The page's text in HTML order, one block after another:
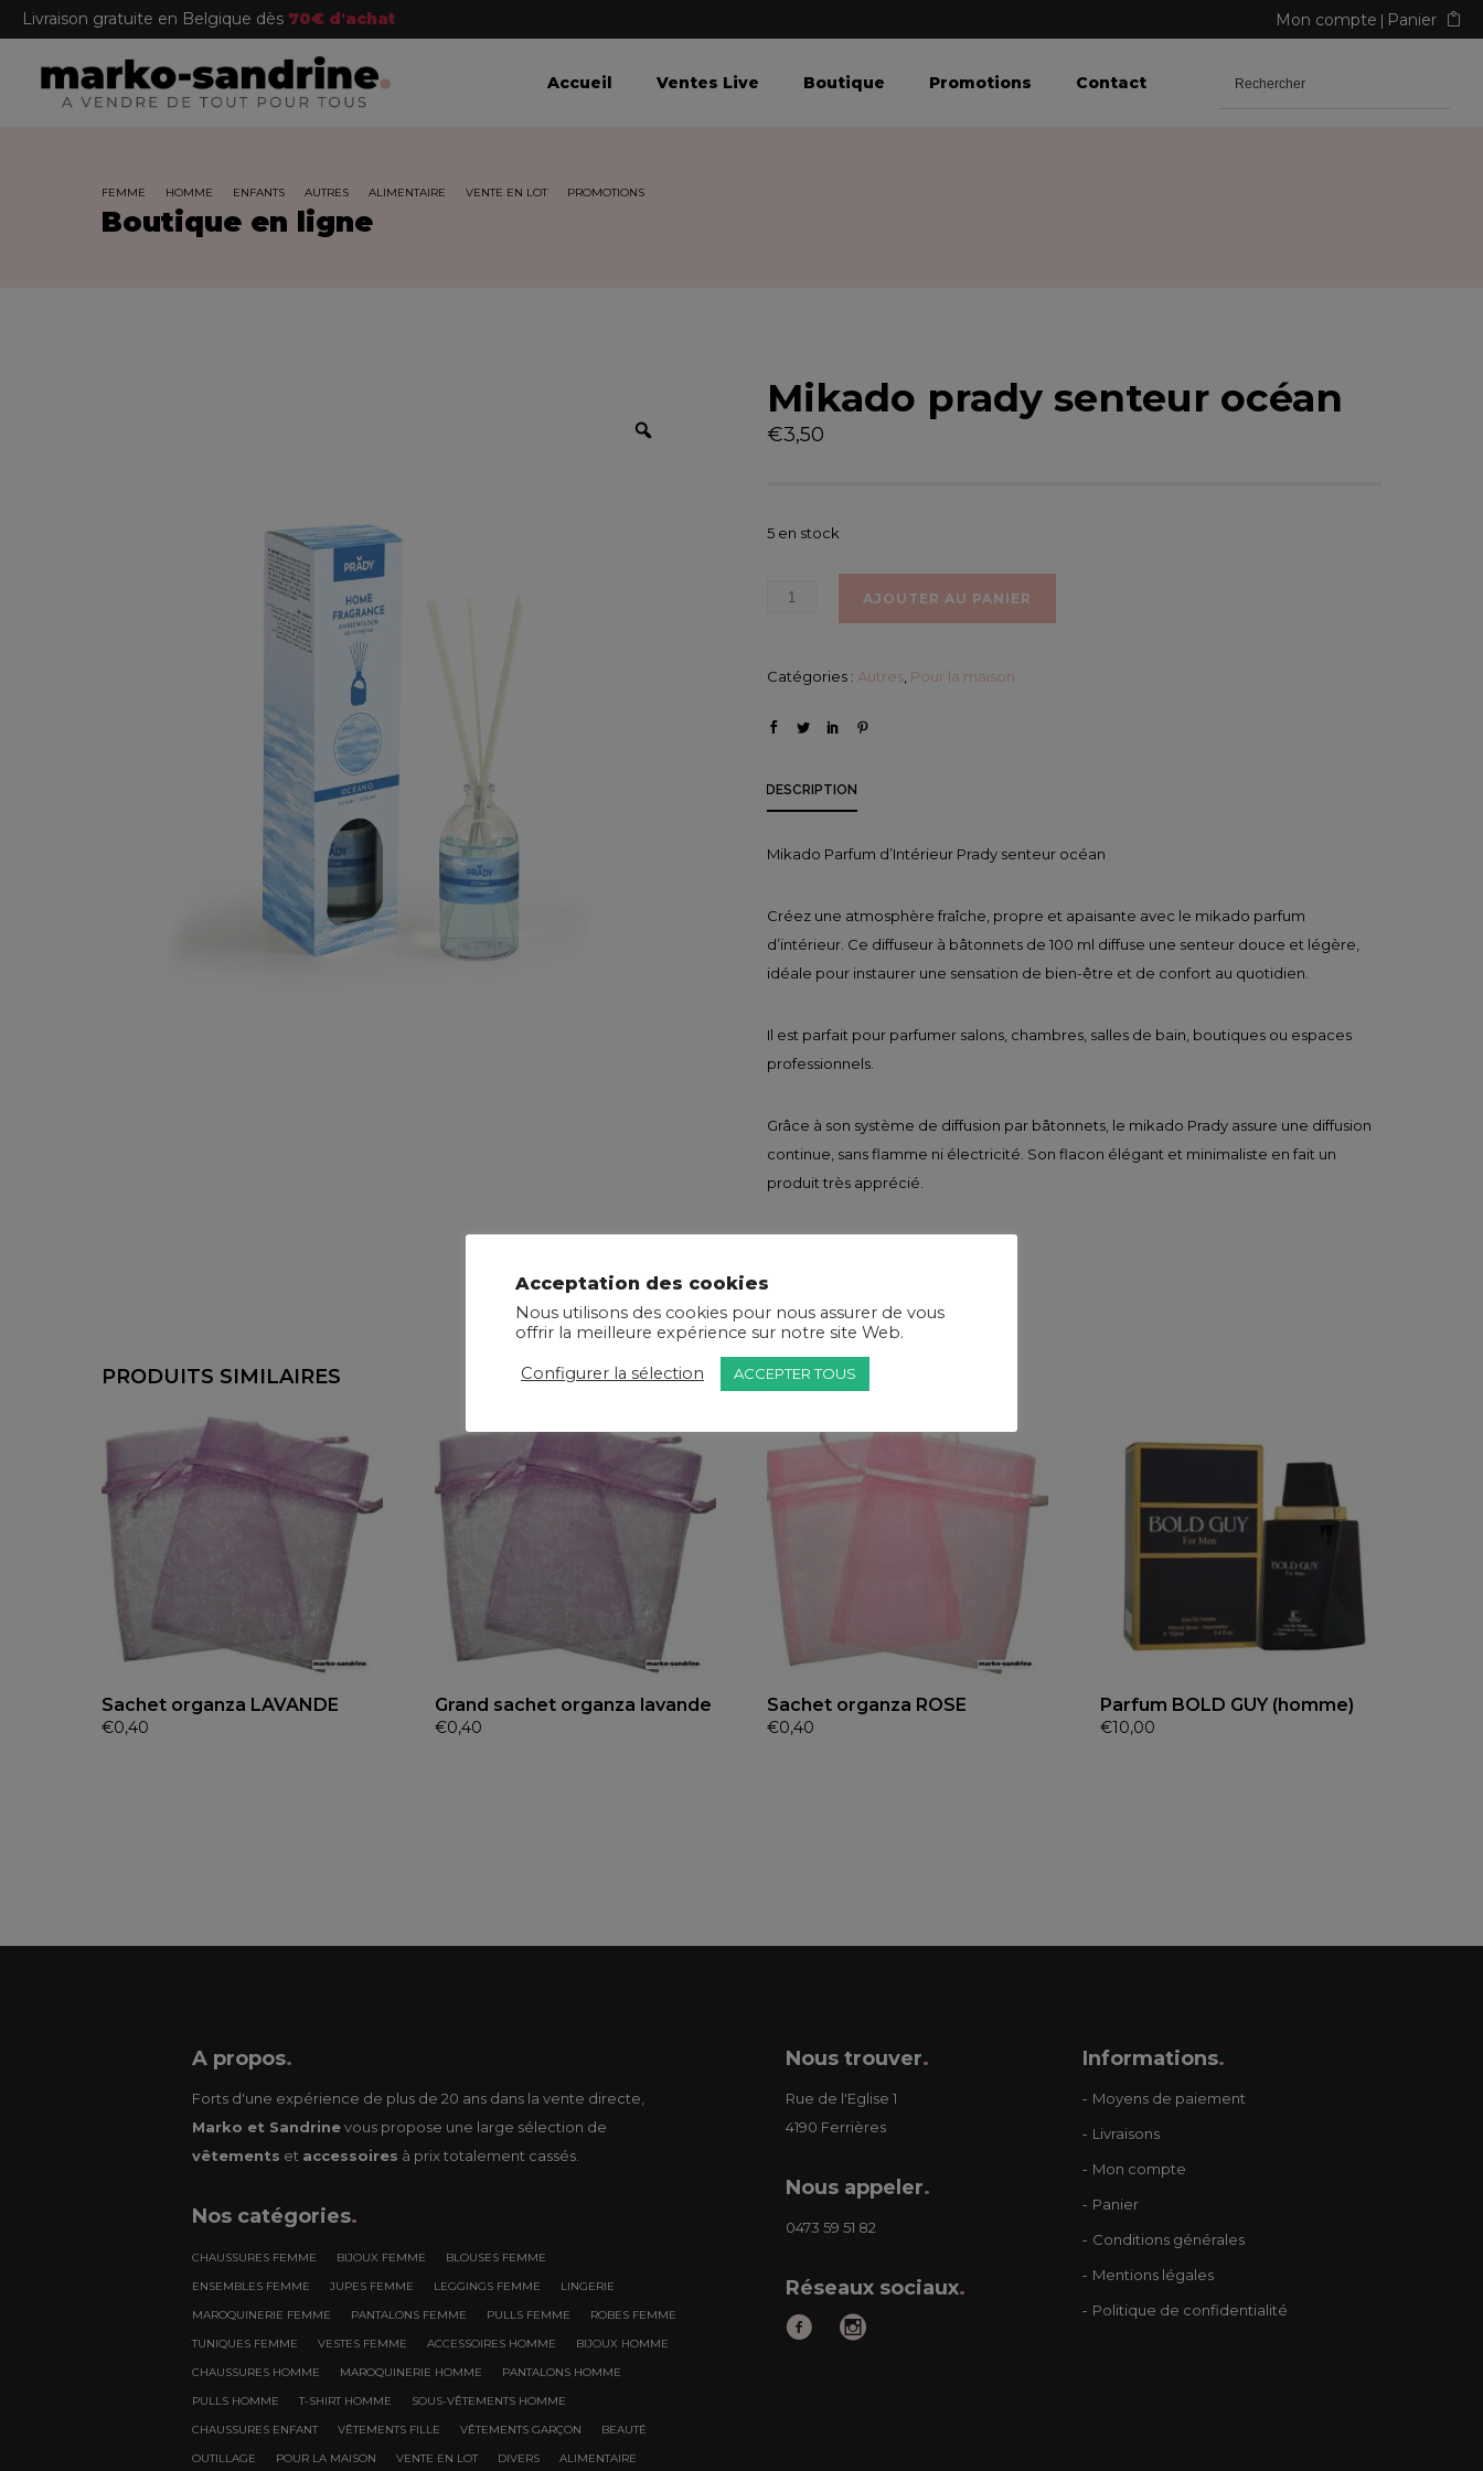
Livraison gratuite en Belgique dès 70€ d'achat Mon compte Panier
Accueil Ventes Live Boutique Promotions Contact
FEMME HOMME ENFANTS AUTRES ALIMENTAIRE VENTE EN LOT PROMOTIONS
Boutique en ligne
Mikado prady senteur océan
€3,50
5 en stock
AJOUTER AU PANIER
Catégories : Autres Pour la maison
DESCRIPTION
Mikado Parfum d’Intérieur Prady senteur océan
Créez une atmosphère fraîche, propre et apaisante avec le mikado parfum
d’intérieur. Ce diffuseur à bâtonnets de 100 ml diffuse une senteur douce et légère,
idéale pour instaurer une sensation de bien-être et de confort au quotidien.
Il est parfait pour parfumer salons, chambres, salles de bain, boutiques ou espaces
professionnels.
Grâce à son système de diffusion par bâtonnets, le mikado Prady assure une diffusion
continue, sans flamme ni électricité. Son flacon élégant et minimaliste en fait un
produit très apprécié.
PRODUITS SIMILAIRES
Sachet organza LAVANDE
€0,40
Grand sachet organza lavande
€0,40
Sachet organza ROSE
€0,40
Parfum BOLD GUY (homme)
€10,00
A propos.
Forts d'une expérience de plus de 20 ans dans la vente directe,
Marko et Sandrinevous propose une large sélection de
vêtements et accessoires à prix totalement cassés.
Nos catégories.
CHAUSSURES FEMME BIJOUX FEMME
BLOUSES FEMME
ENSEMBLES FEMME
JUPES FEMME LEGGINGS FEMME
LINGERIE
MAROQUINERIE FEMME
PANTALONS FEMME PULLS FEMME
ROBES FEMME
TUNIQUES FEMME
VESTES FEMME ACCESSOIRES HOMME
BIJOUX HOMME
CHAUSSURES HOMME
MAROQUINERIE HOMME
PANTALONS HOMME
PULLS HOMME
T-SHIRT HOMME
SOUS-VÊTEMENTS HOMME
CHAUSSURES ENFANT
VÊTEMENTS FILLE VÊTEMENTS GARÇON
BEAUTÉ
OUTILLAGE
POUR LA MAISON VENTE EN LOT DIVERS ALIMENTAIRE
Nous trouver.
Rue de l'Eglise 1
4190 Ferrières
Nous appeler.
0473 59 51 82
Réseaux sociaux.
Informations.
Moyens de paiement
Livraisons
Mon compte
Panier
Conditions générales
Mentions légales
Politique de confidentialité
Acceptation des cookies
Nous utilisons des cookies pour nous assurer de vous
offrir la meilleure expérience sur notre site Web.
Configurer la sélection ACCEPTER TOUS